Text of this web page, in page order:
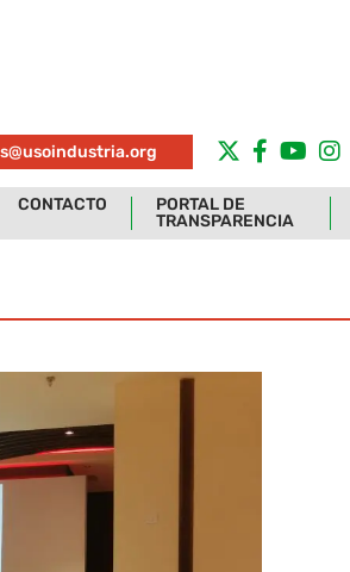
CONTACTO
PORTAL DE
TRANSPARENCIA